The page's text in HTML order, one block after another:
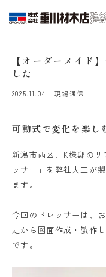
【オーダーメイド
した
2025.11.04 現場通信
可動式で変化を楽し
新潟市西区、K様邸の
ッサー」を弊社大工が
ます。
今回のドレッサーは、
定から図面作成・製作
です。